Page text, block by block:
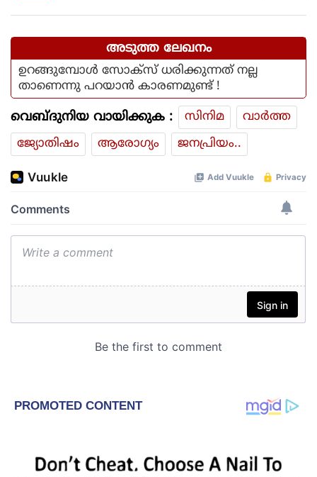
അടുത്ത ലേഖനം
ഉറങ്ങുമ്പോള്‍ സോക്‌സ് ധരിക്കുന്നത് നല്ല
താണെന്നു പറയാന്‍ കാരണമുണ്ട് !
വെബ്ദുനിയ വായിക്കുക : സിനിമ
വാര്‍ത്ത
ജ്യോതിഷം
ആരോഗ്യം ജനപ്രിയം..